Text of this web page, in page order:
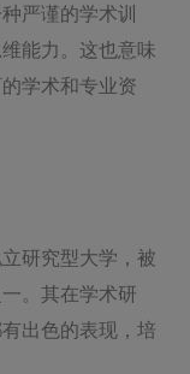
严谨的学术训
能力。这也意味
学术和专业资
研究型大学，被
。其在学术研
出色的表现，培